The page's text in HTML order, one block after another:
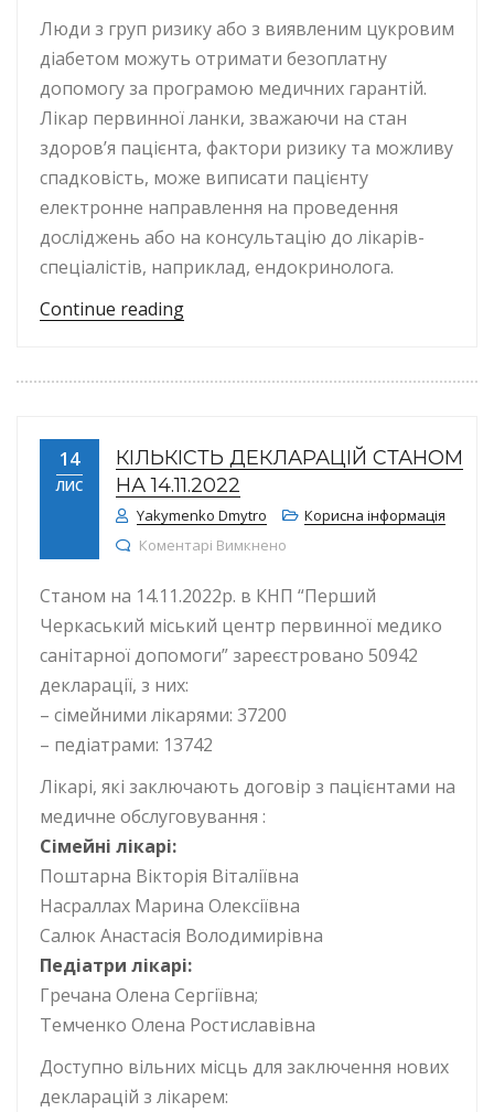
Люди з груп ризику або з виявленим цукровим
діабетом можуть отримати безоплатну
допомогу за програмою медичних гарантій.
Лікар первинної ланки, зважаючи на стан
здоров’я пацієнта, фактори ризику та можливу
спадковість, може виписати пацієнту
електронне направлення на проведення
досліджень або на консультацію до лікарів-
спеціалістів, наприклад, ендокринолога.
Continue reading“14 листопада – Всесвітній День
14
ЛИС
КІЛЬКІСТЬ ДЕКЛАРАЦІЙ СТАНОМ
НА 14.11.2022
Yakymenko Dmytro
Корисна інформація
Коментарі Вимкнено
Станом на 14.11.2022р. в КНП “Перший
Черкаський міський центр первинної медико
санітарної допомоги” зареєстровано 50942
декларації, з них:
– сімейними лікарями: 37200
– педіатрами: 13742
Лікарі, які заключають договір з пацієнтами на
медичне обслуговування :
Сімейні лікарі:
Поштарна Вікторія Віталіївна
Насраллах Марина Олексіївна
Салюк Анастасія Володимирівна
Педіатри лікарі:
Гречана Олена Сергіївна;
Темченко Олена Ростиславівна
Доступно вільних місць для заключення нових
декларацій з лікарем: